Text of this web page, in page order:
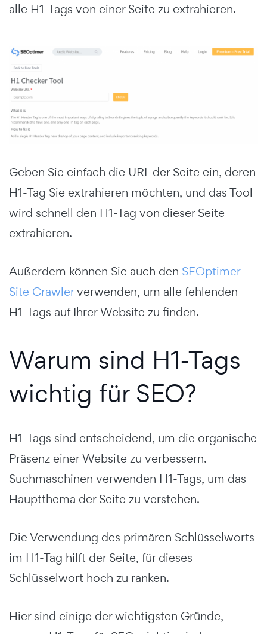
alle H1-Tags von einer Seite zu extrahieren.
Geben Sie einfach die URL der Seite ein, deren
H1-Tag Sie extrahieren möchten, und das Tool
wird schnell den H1-Tag von dieser Seite
extrahieren.
Außerdem können Sie auch den SEOptimer
Site Crawlerverwenden, um alle fehlenden
H1-Tags auf Ihrer Website zu finden.
Warum sind H1-Tags
wichtig für SEO?
H1-Tags sind entscheidend, um die organische
Präsenz einer Website zu verbessern.
Suchmaschinen verwenden H1-Tags, um das
Hauptthema der Seite zu verstehen.
Die Verwendung des primären Schlüsselworts
im H1-Tag hilft der Seite, für dieses
Schlüsselwort hoch zu ranken.
Hier sind einige der wichtigsten Gründe,